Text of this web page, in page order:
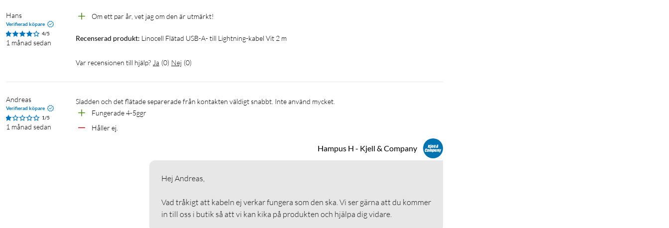
Hans
Verifierad köpare
4/5
1 månad sedan
Om ett par år, vet jag om den är utmärkt!
Recenserad produkt: Linocell Flätad USB-A- till Lightning-kabel Vit 2 m
Var recensionen till hjälp? Ja (0) Nej (0)
Andreas
Verifierad köpare
1/5
1 månad sedan
Sladden och det flätade separerade från kontakten väldigt snabbt. Inte använd mycket.
Fungerade 4-5ggr
Håller ej.
Hampus H - Kjell & Company
Hej Andreas,
Vad tråkigt att kabeln ej verkar fungera som den ska. Vi ser gärna att du kommer
in till oss i butik så att vi kan kika på produkten och hjälpa dig vidare.